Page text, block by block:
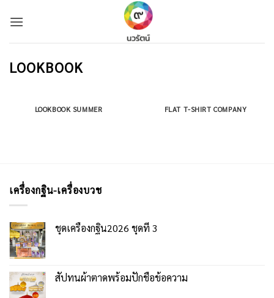
LOOKBOOK
LOOKBOOK SUMMER FLAT T-SHIRT COMPANY
เครื่องกฐิน-เครื่องบวช
ชุดเครื่องกฐิน2026 ชุดที่ 3
สัปทนผ้าตาดพร้อมปักชื่อข้อความ